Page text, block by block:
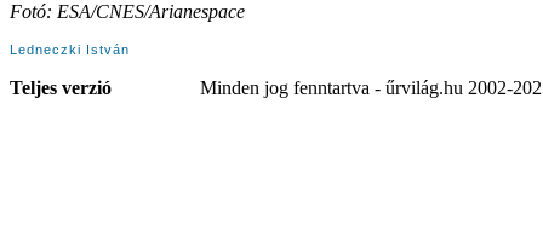
Fotó: ESA/CNES/Arianespace
Ledneczki István
Teljes verzió Minden jog fenntartva - űrvilág.hu 2002-